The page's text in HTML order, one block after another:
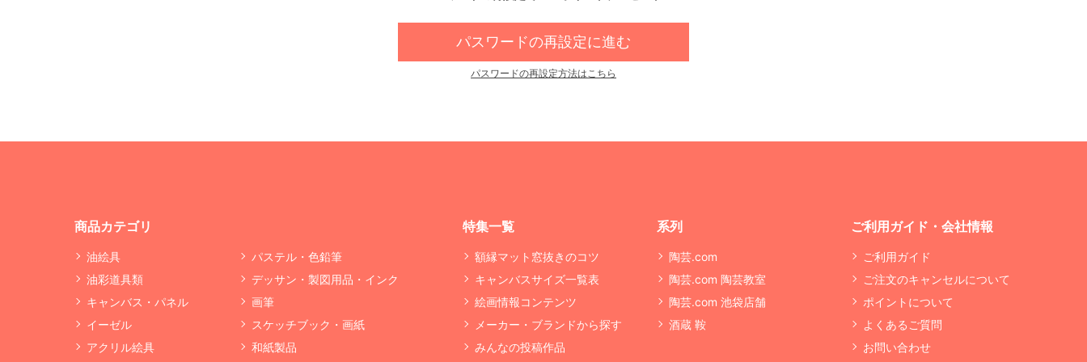
パスワードの再設定に進む
パスワードの再設定方法はこちら
商品カテゴリ
油絵具
油彩道具類
キャンバス・パネル
イーゼル
アクリル絵具
パステル・色鉛筆
デッサン・製図用品・インク
画筆
スケッチブック・画紙
和紙製品
特集一覧
額縁マット窓抜きのコツ
キャンバスサイズ一覧表
絵画情報コンテンツ
メーカー・ブランドから探す
みんなの投稿作品
系列
陶芸.com
陶芸.com 陶芸教室
陶芸.com 池袋店舗
酒蔵 鞍
ご利用ガイド・会社情報
ご利用ガイド
ご注文のキャンセルについて
ポイントについて
よくあるご質問
お問い合わせ